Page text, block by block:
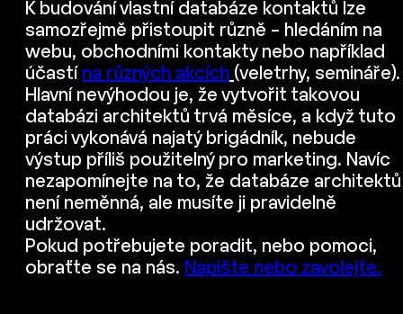
K budování vlastní databáze kontaktů lze
samozřejmě přistoupit různě – hledáním na
webu, obchodními kontakty nebo například
účastí na různých akcích (veletrhy, semináře).
Hlavní nevýhodou je, že vytvořit takovou
databázi architektů trvá měsíce, a když tuto
práci vykonává najatý brigádník, nebude
výstup příliš použitelný pro marketing. Navíc
nezapomínejte na to, že databáze architektů
není neměnná, ale musíte ji pravidelně
udržovat.
Pokud potřebujete poradit, nebo pomoci,
obraťte se na nás. Napište nebo zavolejte.